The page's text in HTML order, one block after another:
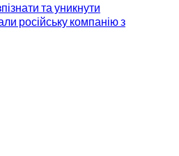
та уникнути
російську компанію з